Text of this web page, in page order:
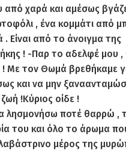
από χαρά και αμέσως
, ένα κομμάτι από
Είναι από το άνοιγμα της
! -Παρ το αδελφέ μου
Με τον Θωμά βρεθήκαμε
και να μην
!Κύριος οίδε !
λησμονήσω ποτέ θαρρώ ,
του και όλο το άρωμα
μέρος της